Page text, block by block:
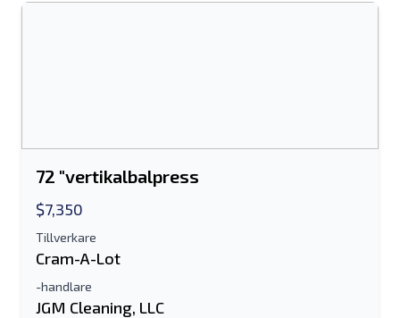
Send a Message
Fullständiga namn
72 "vertikalbalpress
$7,350
Tillverkare
Cram-A-Lot
-handlare
JGM Cleaning, LLC
mobilnummer krävs
Skicka annons till e-post
Textlista till mobil enhet